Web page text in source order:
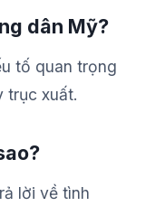
dân Mỹ?
tố quan trọng
trục xuất.
lời về tình